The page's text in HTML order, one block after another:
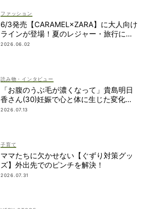
ファッション
6/3発売【CARAMEL×ZARA】に大人向け
ラインが登場！夏のレジャー・旅行にも
おすすめ
2026.06.02
読み物・インタビュー
「お腹のうぶ毛が濃くなって」貴島明日
香さん(30)妊娠で心と体に生じた変化も
「愛しいです」
2026.07.13
子育て
ママたちに欠かせない【ぐずり対策グッ
ズ】外出先でのピンチを解決！
2026.07.31